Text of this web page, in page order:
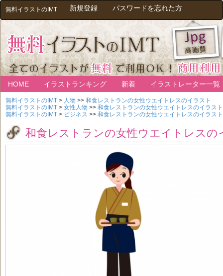
無料イラストのIMT 新規登録 パスワードを忘れた方
HOME イラストランキング 新着 イラストレーター一覧
無料イラストのIMT > 人物 >> 和食レストランの女性ウエイトレスのイラスト
無料イラストのIMT > 女性人物 >> 和食レストランの女性ウエイトレスのイラスト
無料イラストのIMT > ビジネス >> 和食レストランの女性ウエイトレスのイラスト
和食レストランの女性ウエイトレスの